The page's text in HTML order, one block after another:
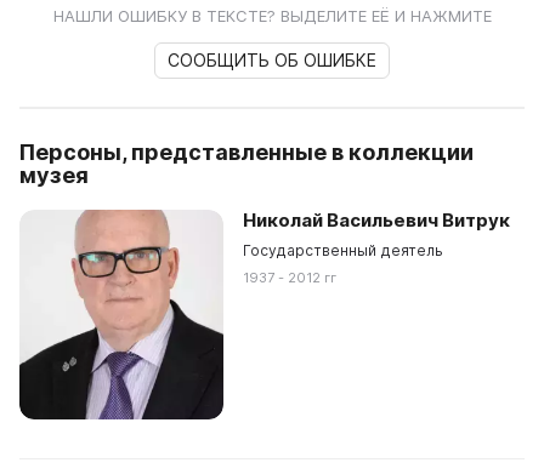
НАШЛИ ОШИБКУ В ТЕКСТЕ? ВЫДЕЛИТЕ ЕЁ И НАЖМИТЕ
СООБЩИТЬ ОБ ОШИБКЕ
Персоны, представленные в коллекции
музея
Николай Васильевич Витрук
Государственный деятель
1937 - 2012 гг